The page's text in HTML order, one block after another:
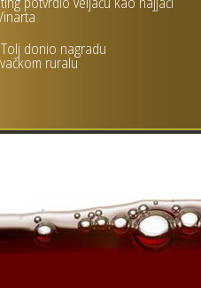
donio nagradu
ruralu